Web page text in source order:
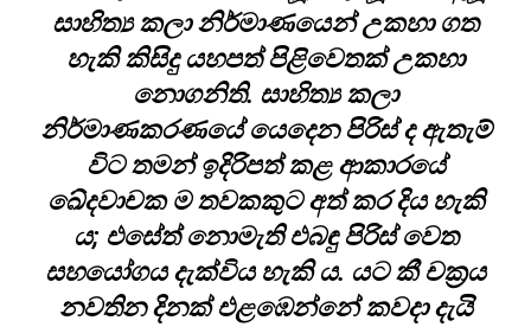
සාහිත්‍ය කලා නිර්මාණයෙන් උකහා ගත
හැකි කිසිදු යහපත් පිළිවෙතක් උකහා
නොගනිති. සාහිත්‍ය කලා
නිර්මාණකරණයේ යෙදෙන පිරිස් ද ඇතැම්
විට තමන් ඉදිරිපත් කළ ආකාරයේ
ඛේදවාචක ම තවකකුට අත් කර දිය හැකි
ය; එසේත් නොමැති එබඳු පිරිස් වෙත
සහයෝගය දැක්විය හැකි ය. යට කී චක්‍රය
නවතින දිනක් එළඹෙන්නේ කවදා දැයි